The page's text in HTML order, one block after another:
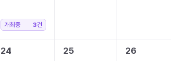
개최중 3건
24 25 26